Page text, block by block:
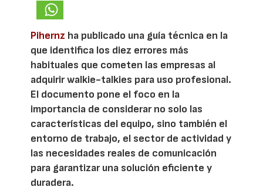
Pihernz ha publicado una guía técnica en la
que identifica los diez errores más
habituales que cometen las empresas al
adquirir walkie-talkies para uso profesional.
El documento pone el foco en la
importancia de considerar no solo las
características del equipo, sino también el
entorno de trabajo, el sector de actividad y
las necesidades reales de comunicación
para garantizar una solución eficiente y
duradera.